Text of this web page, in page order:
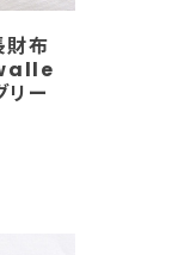
布
ー